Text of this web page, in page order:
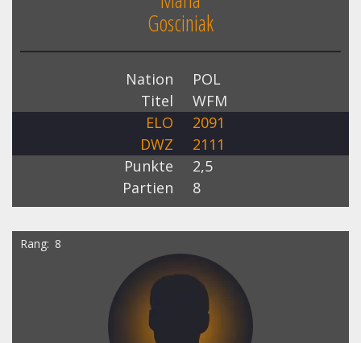
Gosciniak
Nation
POL
Titel
WFM
ELO
2091
DWZ
2111
Punkte
2,5
Partien
8
Rang 8